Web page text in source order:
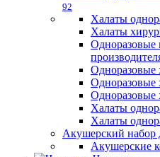
92
Халаты
Халаты
Одноразовые
Одноразовые
Одноразовые
Одноразовые
Халаты
Халаты
Акушерский набор
Акушерские